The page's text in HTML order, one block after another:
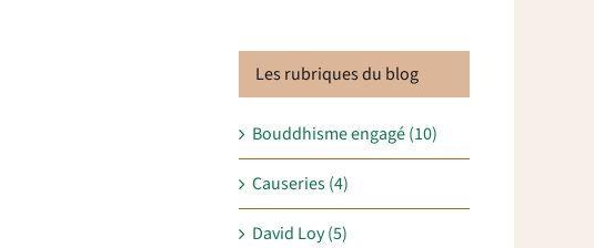
Les rubriques du blog
Bouddhisme engagé (10)
Causeries (4)
David Loy (5)